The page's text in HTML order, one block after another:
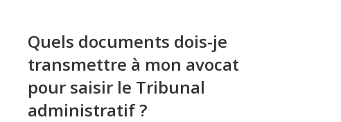
Quels documents dois-je
transmettre à mon avocat
pour saisir le Tribunal
administratif ?